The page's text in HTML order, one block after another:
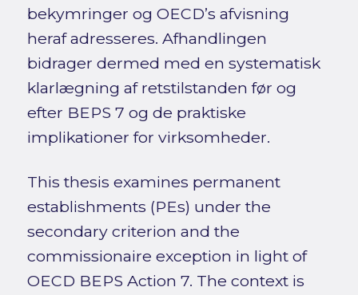
bekymringer og OECD’s afvisning
heraf adresseres. Afhandlingen
bidrager dermed med en systematisk
klarlægning af retstilstanden før og
efter BEPS 7 og de praktiske
implikationer for virksomheder.
This thesis examines permanent
establishments (PEs) under the
secondary criterion and the
commissionaire exception in light of
OECD BEPS Action 7. The context is